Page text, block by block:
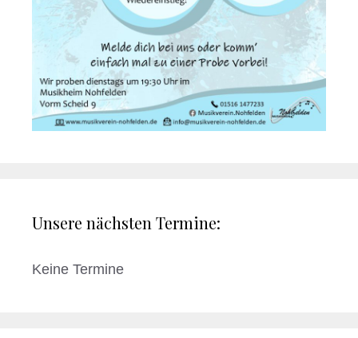
Unsere nächsten Termine:
Keine Termine